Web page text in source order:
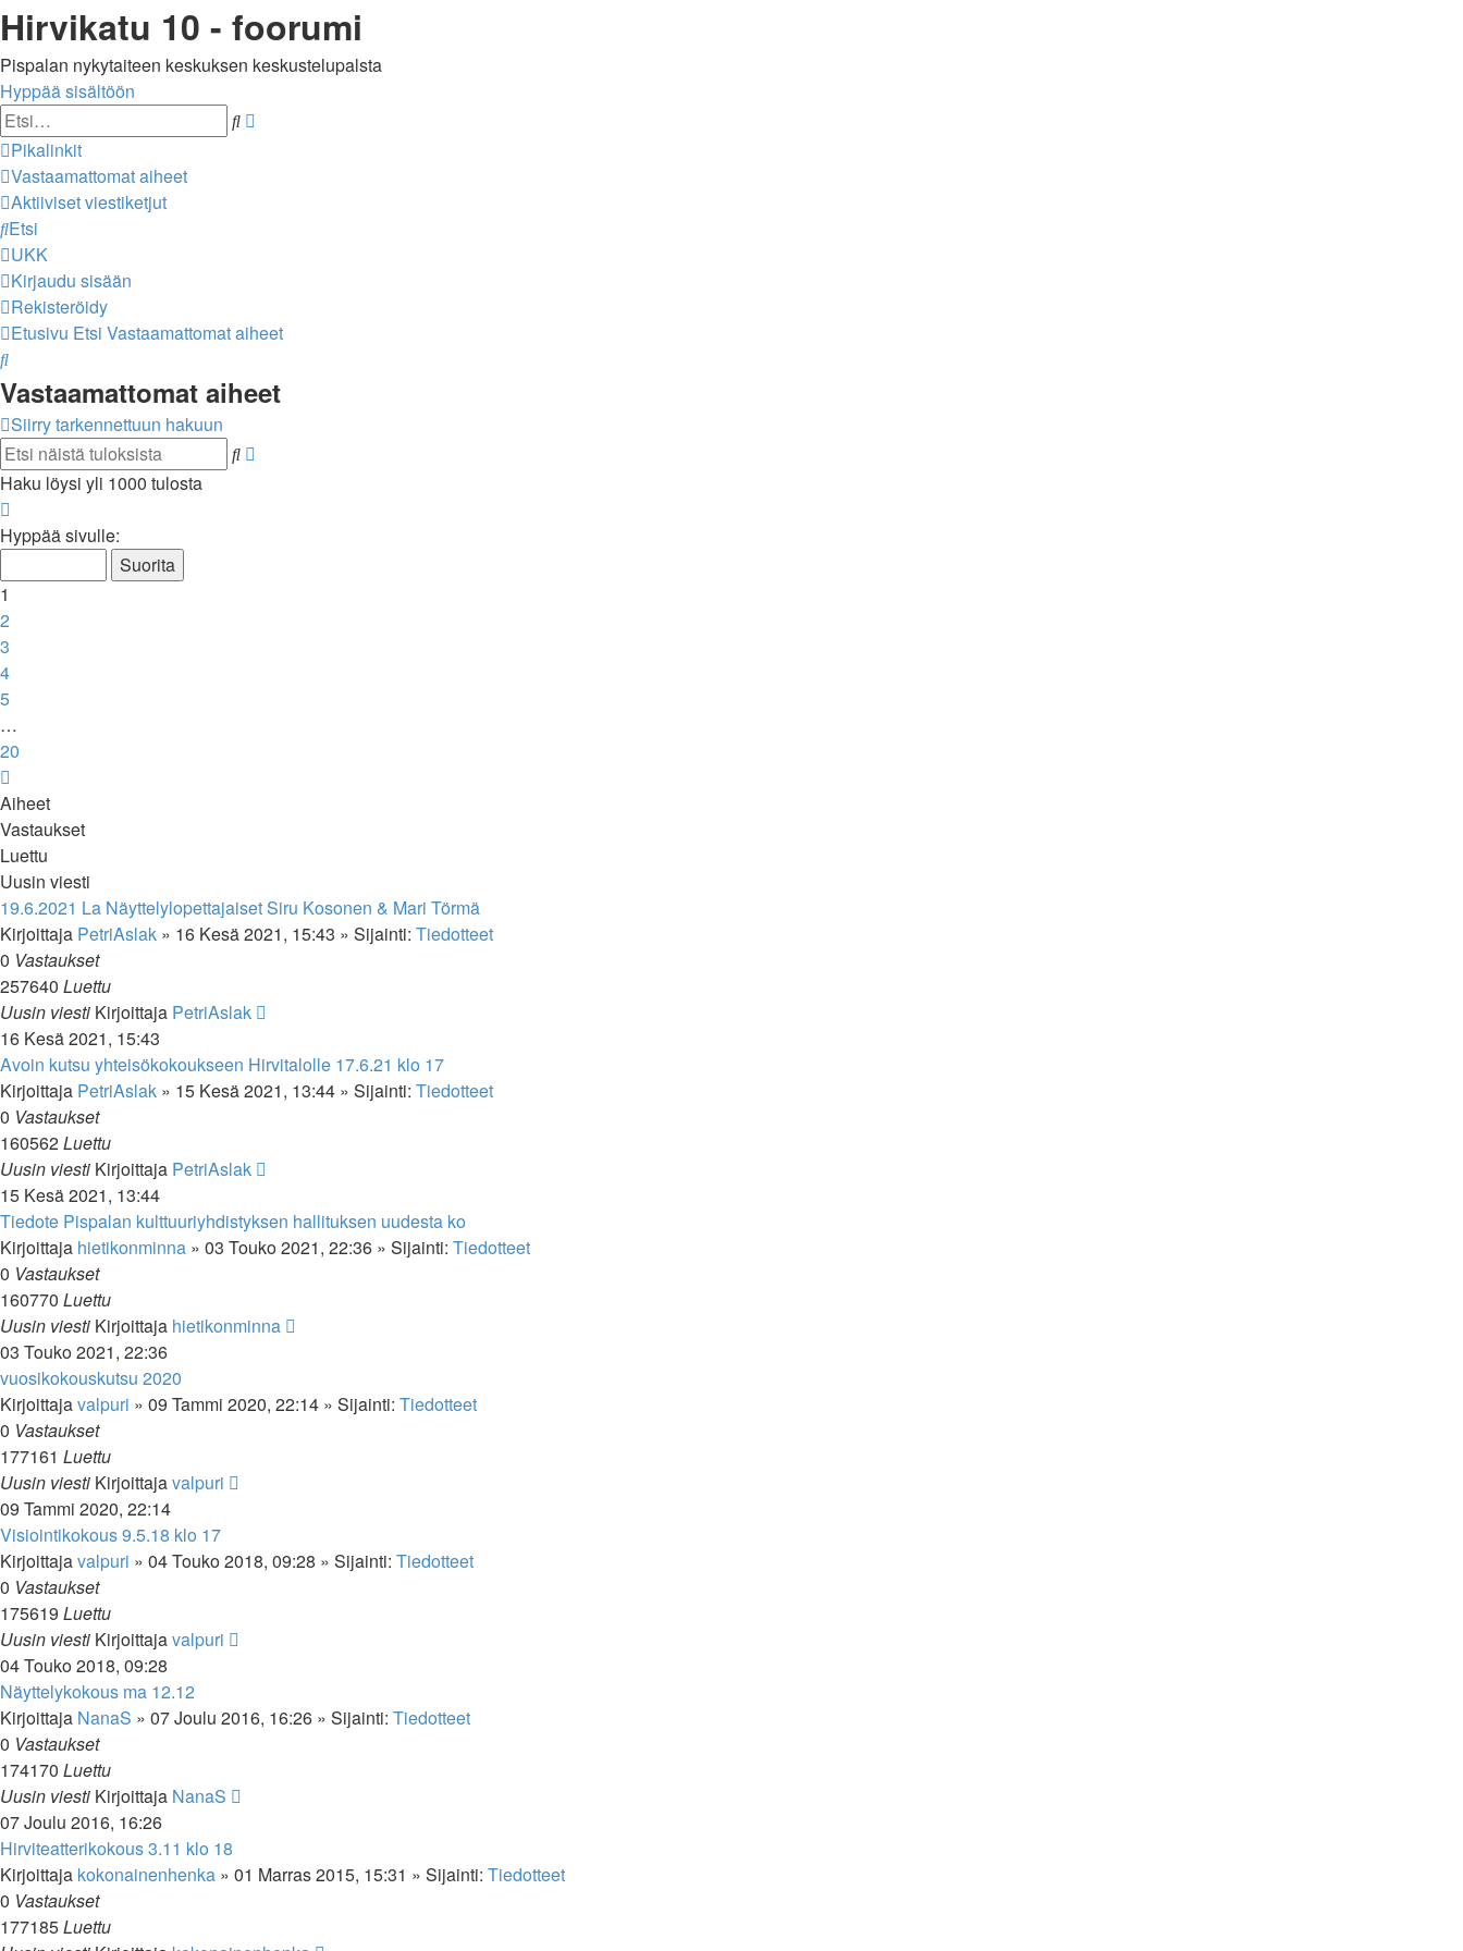
Hirvikatu 10 - foorumi
Pispalan nykytaiteen keskuksen keskustelupalsta
Hyppää sisältöön
Etsi
Pikalinkit
Vastaamattomat aiheet
Aktiiviset viestiketjut
Etsi
UKK
Kirjaudu sisään
Rekisteröidy
Etusivu Etsi Vastaamattomat aiheet
Etsi
Vastaamattomat aiheet
Siirry tarkennettuun hakuun
Etsi
Haku löysi yli 1000 tulosta
1/20
Hyppää sivulle:
1
2
3
4
5
…
20
Aiheet
Vastaukset
Luettu
Uusin viesti
19.6.2021 La Näyttelylopettajaiset Siru Kosonen & Mari Törmä
Kirjoittaja PetriAslak » 16 Kesä 2021, 15:43 » Sijainti: Tiedotteet
0 Vastaukset
257640 Luettu
Uusin viesti Kirjoittaja PetriAslak
16 Kesä 2021, 15:43
Avoin kutsu yhteisökokoukseen Hirvitalolle 17.6.21 klo 17
Kirjoittaja PetriAslak » 15 Kesä 2021, 13:44 » Sijainti: Tiedotteet
0 Vastaukset
160562Luettu
Uusin viesti Kirjoittaja PetriAslak
15 Kesä 2021, 13:44
Tiedote Pispalan kulttuuriyhdistyksen hallituksen uudesta ko
Kirjoittaja hietikonminna » 03 Touko 2021, 22:36 » Sijainti: Tiedotteet
0 Vastaukset
160770 Luettu
Uusin viesti Kirjoittaja hietikonminna
03 Touko 2021, 22:36
vuosikokouskutsu 2020
Kirjoittajavalpuri » 09 Tammi 2020, 22:14 » Sijainti: Tiedotteet
0 Vastaukset
177161 Luettu
Uusin viesti Kirjoittajavalpuri
09 Tammi 2020, 22:14
Visiointikokous 9.5.18 klo 17
Kirjoittajavalpuri » 04 Touko 2018, 09:28 » Sijainti: Tiedotteet
0 Vastaukset
175619 Luettu
Uusin viesti Kirjoittajavalpuri
04 Touko 2018, 09:28
Näyttelykokous ma 12.12
Kirjoittaja NanaS » 07 Joulu 2016, 16:26 » Sijainti: Tiedotteet
0 Vastaukset
174170 Luettu
Uusin viesti Kirjoittaja NanaS
07 Joulu 2016, 16:26
Hirviteatterikokous 3.11 klo 18
Kirjoittaja kokonainenhenka » 01 Marras 2015, 15:31 » Sijainti: Tiedotteet
0 Vastaukset
177185Luettu